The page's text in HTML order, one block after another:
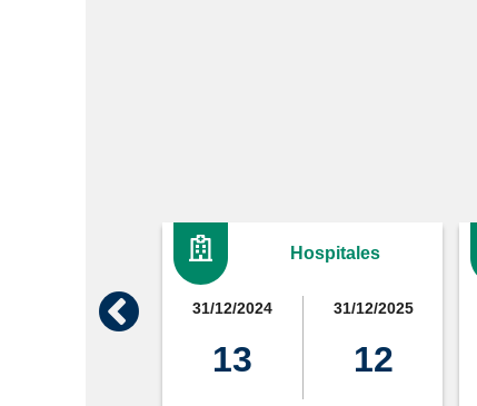
Hospitales
31/12/2024
13
31/12/2025
12